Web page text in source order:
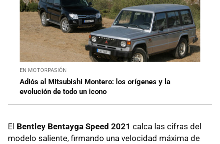
EN MOTORPASIÓN
Adiós al Mitsubishi Montero: los orígenes y la
evolución de todo un icono
El Bentley Bentayga Speed 2021 calca las cifras del
modelo saliente, firmando una velocidad máxima de